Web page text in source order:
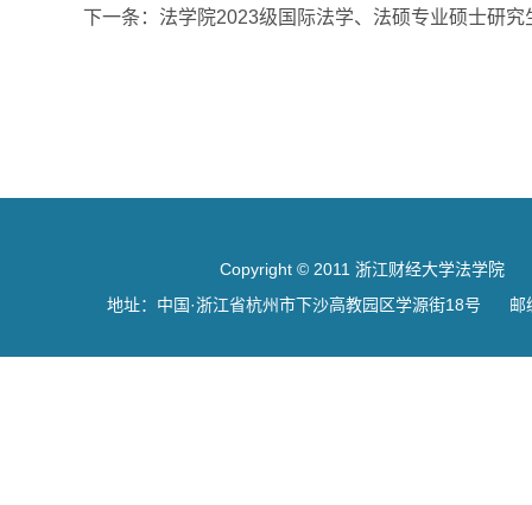
下一条： 法学院2023级国际法学、法硕专业硕士研
Copyright © 2011 浙江财经大学法学院
地址：中国·浙江省杭州市下沙高教园区学源街18号 邮